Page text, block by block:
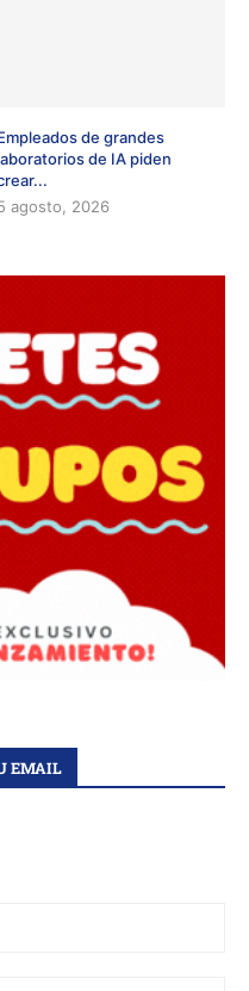
de grandes
de IA piden
agosto, 2026
EMAIL